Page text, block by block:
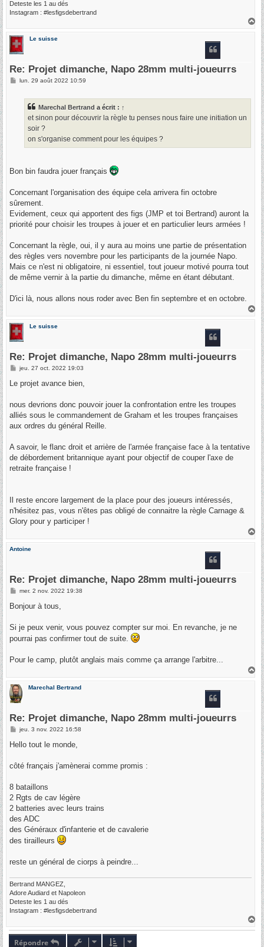
Deteste les 1 au dés
Instagram : #lesfigsdebertrand
H
Le suisse
Re: Projet dimanche, Napo 28mm multi-joueurrs
Mlun. 29 août 2022 10:59
Marechal Bertrand a écrit : ↑
et sinon pour découvrir la règle tu penses nous faire une initiation un
soir ?
on s'organise comment pour les équipes ?
Bon bin faudra jouer français
Concernant l'organisation des équipe cela arrivera fin octobre
sûrement.
Evidement, ceux qui apportent des figs (JMP et toi Bertrand) auront la
priorité pour choisir les troupes à jouer et en particulier leurs armées !
Concernant la règle, oui, il y aura au moins une partie de présentation
des règles vers novembre pour les participants de la journée Napo.
Mais ce n'est ni obligatoire, ni essentiel, tout joueur motivé pourra tout
de même vernir à la partie du dimanche, même en étant débutant.
D'ici là, nous allons nous roder avec Ben fin septembre et en octobre.
H
Le suisse
Re: Projet dimanche, Napo 28mm multi-joueurrs
M
s
g
jeu. 27 oct. 2022 19:03
Le projet avance bien,
nous devrions donc pouvoir jouer la confrontation entre les troupes
alliés sous le commandement de Graham et les troupes françaises
aux ordres du général Reille.
A savoir, le flanc droit et arrière de l'armée française face à la tentative
de débordement britannique ayant pour objectif de couper l'axe de
retraite française !
Il reste encore largement de la place pour des joueurs intéressés,
n'hésitez pas, vous n'êtes pas obligé de connaitre la règle Carnage &
Glory pour y participer !
H
Antoine
Re: Projet dimanche, Napo 28mm multi-joueurrs
M
s
g
e
mer. 2 nov. 2022 19:38
Bonjour à tous,
Si je peux venir, vous pouvez compter sur moi. En revanche, je ne
pourrai pas confirmer tout de suite.
Pour le camp, plutôt anglais mais comme ça arrange l'arbitre...
H
Marechal Bertrand
Re: Projet dimanche, Napo 28mm multi-joueurrs
M
s
g
jeu. 3 nov. 2022 16:58
Hello tout le monde,
côté français j'amènerai comme promis :
8 bataillons
2 Rgts de cav légère
2 batteries avec leurs trains
des ADC
des Généraux d'infanterie et de cavalerie
des tirailleurs
reste un général de ciorps à peindre...
Bertrand MANGEZ,
Adore Audiard et Napoleon
Deteste les 1 au dés
Instagram : #lesfigsdebertrand
H
Répondre